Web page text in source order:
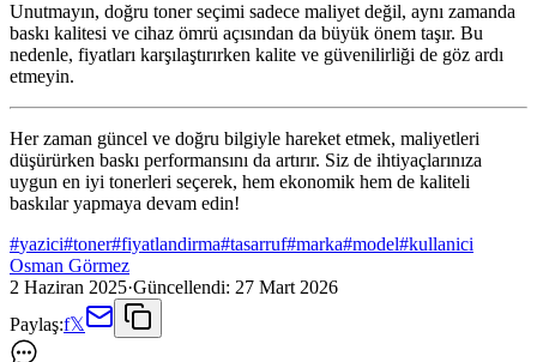
Unutmayın, doğru toner seçimi sadece maliyet değil, aynı zamanda
baskı kalitesi ve cihaz ömrü açısından da büyük önem taşır. Bu
nedenle, fiyatları karşılaştırırken kalite ve güvenilirliği de göz ardı
etmeyin.
Her zaman güncel ve doğru bilgiyle hareket etmek, maliyetleri
düşürürken baskı performansını da artırır. Siz de ihtiyaçlarınıza
uygun en iyi tonerleri seçerek, hem ekonomik hem de kaliteli
baskılar yapmaya devam edin!
#yazici#toner#fiyatlandirma#tasarruf#marka#model#kullanici
Osman Görmez
2 Haziran 2025·Güncellendi: 27 Mart 2026
Paylaş:f𝕏